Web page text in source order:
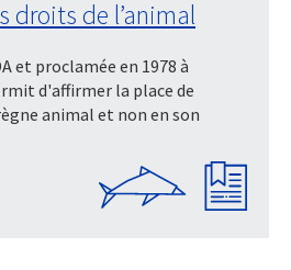
droits de l’animal
et proclamée en 1978 à
d'affirmer la place de
animal et non en son